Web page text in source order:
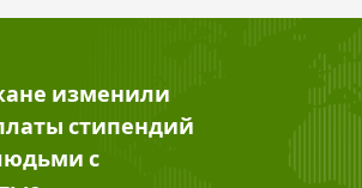
изменили
стипендий
с